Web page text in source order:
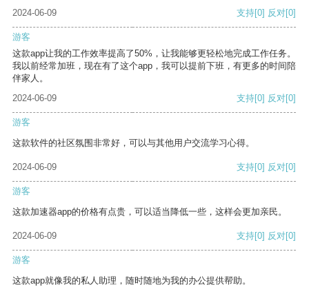
2024-06-09 支持[0] 反对[0]
游客
这款app让我的工作效率提高了50%，让我能够更轻松地完成工作任务。
我以前经常加班，现在有了这个app，我可以提前下班，有更多的时间陪
伴家人。
2024-06-09
支持[0] 反对[0]
游客
这款软件的社区氛围非常好，可以与其他用户交流学习心得。
2024-06-09 支持[0] 反对[0]
游客
这款加速器app的价格有点贵，可以适当降低一些，这样会更加亲民。
2024-06-09 支持[0] 反对[0]
游客
这款app就像我的私人助理，随时随地为我的办公提供帮助。